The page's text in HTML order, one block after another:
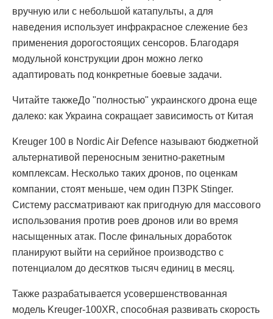
вручную или с небольшой катапульты, а для
наведения использует инфракрасное слежение без
применения дорогостоящих сенсоров. Благодаря
модульной конструкции дрон можно легко
адаптировать под конкретные боевые задачи.
Читайте такжеДо "полностью" украинского дрона еще
далеко: как Украина сокращает зависимость от Китая
Kreuger 100 в Nordic Air Defence называют бюджетной
альтернативой переносным зенитно-ракетным
комплексам. Несколько таких дронов, по оценкам
компании, стоят меньше, чем один ПЗРК Stinger.
Систему рассматривают как пригодную для массового
использования против роев дронов или во время
насыщенных атак. После финальных доработок
планируют выйти на серийное производство с
потенциалом до десятков тысяч единиц в месяц.
Также разрабатывается усовершенствованная
модель Kreuger-100XR, способная развивать скорость